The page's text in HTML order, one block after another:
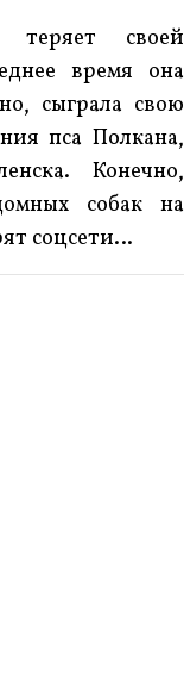
своей
время она
сыграла свою
пса Полкана,
Конечно,
собак на
соцсети…